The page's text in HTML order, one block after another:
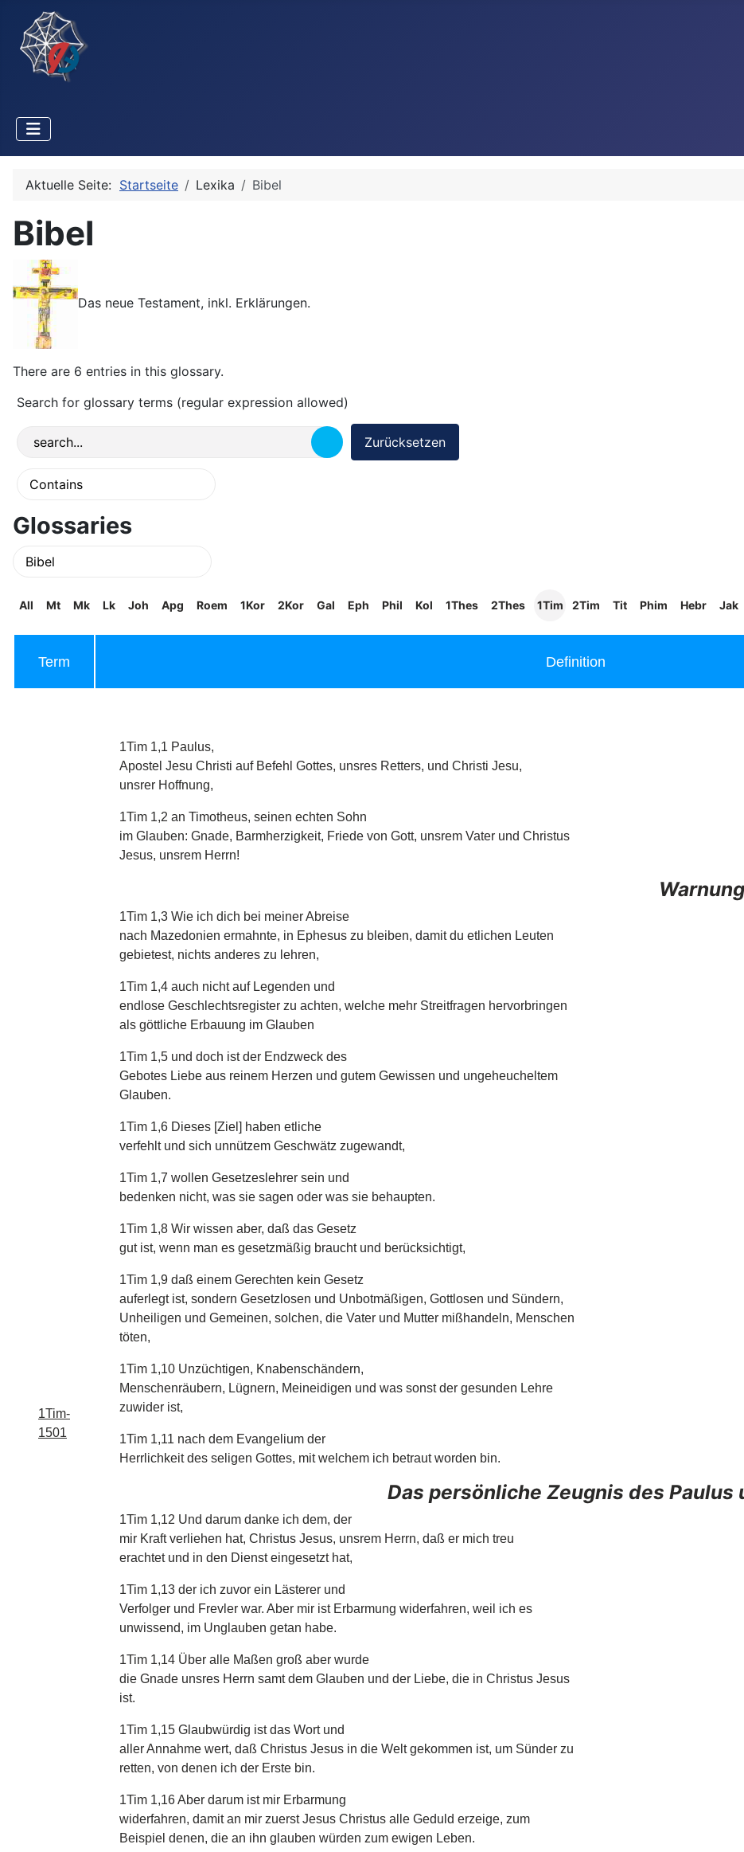
Aktuelle Seite: Startseite Lexika Bibel
Bibel
Das neue Testament, inkl. Erklärungen.
There are 6 entries in this glossary.
Search for glossary terms (regular expression allowed)
Glossaries
All Mt Mk Lk Joh Apg Roem 1Kor 2Kor Gal Eph Phil Kol 1Thes 2Thes 1Tim 2Tim Tit Phim Hebr Jak
Term Definition
1Tim-
1501
1Tim 1,1 Paulus,
Apostel Jesu Christi auf Befehl Gottes, unsres Retters, und Christi Jesu,
unsrer Hoffnung,
1Tim 1,2 an Timotheus, seinen echten Sohn
im Glauben: Gnade, Barmherzigkeit, Friede von Gott, unsrem Vater und Christus
Jesus, unsrem Herrn!
1Tim 1,3 Wie ich dich bei meiner Abreise
nach Mazedonien ermahnte, in Ephesus zu bleiben, damit du etlichen Leuten
gebietest, nichts anderes zu lehren,
1Tim 1,4 auch nicht auf Legenden und
endlose Geschlechtsregister zu achten, welche mehr Streitfragen hervorbringen
als göttliche Erbauung im Glauben
1Tim 1,5 und doch ist der Endzweck des
Gebotes Liebe aus reinem Herzen und gutem Gewissen und ungeheucheltem
Glauben.
1Tim 1,6 Dieses [Ziel] haben etliche
verfehlt und sich unnützem Geschwätz zugewandt,
1Tim 1,7 wollen Gesetzeslehrer sein und
bedenken nicht, was sie sagen oder was sie behaupten.
1Tim 1,8 Wir wissen aber, daß das Gesetz
gut ist, wenn man es gesetzmäßig braucht und berücksichtigt,
1Tim 1,9 daß einem Gerechten kein Gesetz
auferlegt ist, sondern Gesetzlosen und Unbotmäßigen, Gottlosen und Sündern,
Unheiligen und Gemeinen, solchen, die Vater und Mutter mißhandeln, Menschen
töten,
1Tim 1,10 Unzüchtigen, Knabenschändern,
Menschenräubern, Lügnern, Meineidigen und was sonst der gesunden Lehre
zuwider ist,
1Tim 1,11 nach dem Evangelium der
Herrlichkeit des seligen Gottes, mit welchem ich betraut worden bin.
Das persönliche Zeugnis des
1Tim 1,12 Und darum danke ich dem, der
mir Kraft verliehen hat, Christus Jesus, unsrem Herrn, daß er mich treu
erachtet und in den Dienst eingesetzt hat,
1Tim 1,13 der ich zuvor ein Lästerer und
Verfolger und Frevler war. Aber mir ist Erbarmung widerfahren, weil ich es
unwissend, im Unglauben getan habe.
1Tim 1,14 Über alle Maßen groß aber wurde
die Gnade unsres Herrn samt dem Glauben und der Liebe, die in Christus Jesus
ist.
1Tim 1,15 Glaubwürdig ist das Wort und
aller Annahme wert, daß Christus Jesus in die Welt gekommen ist, um Sünder zu
retten, von denen ich der Erste bin.
1Tim 1,16 Aber darum ist mir Erbarmung
widerfahren, damit an mir zuerst Jesus Christus alle Geduld erzeige, zum
Beispiel denen, die an ihn glauben würden zum ewigen Leben.